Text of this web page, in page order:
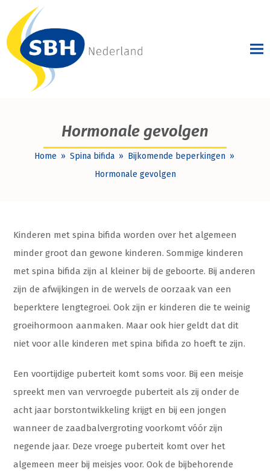
Hormonale gevolgen
Home » Spina bifida » Bijkomende beperkingen »
Hormonale gevolgen
Kinderen met spina bifida worden over het algemeen
minder groot dan gewone kinderen. Sommige kinderen
met spina bifida zijn al kleiner bij de geboorte. Bij anderen
zijn de afwijkingen in de wervels de oorzaak van een
beperktere lengtegroei. Ook zijn er kinderen die te weinig
groeihormoon aanmaken. Maar ook hier geldt dat dit
niet voor alle kinderen met spina bifida zo hoeft te zijn.
Een voortijdige puberteit komt soms voor. Bij een meisje
spreekt men van vervroegde puberteit als zij onder de
acht jaar borstontwikkeling krijgt en bij een jongen
wanneer de zaadbalvergroting voorkomt vóór zijn
negende jaar. Deze vroege puberteit komt over het
algemeen meer bij meisjes voor. Ook de bijbehorende